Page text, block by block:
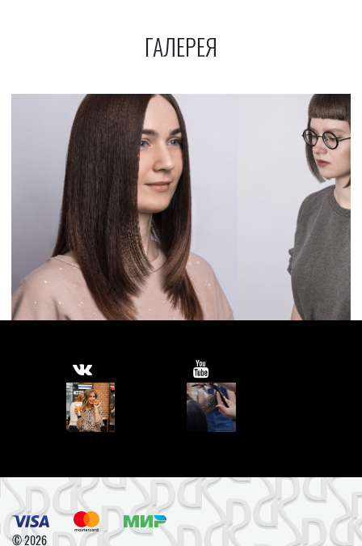
ГАЛЕРЕЯ
© 2026